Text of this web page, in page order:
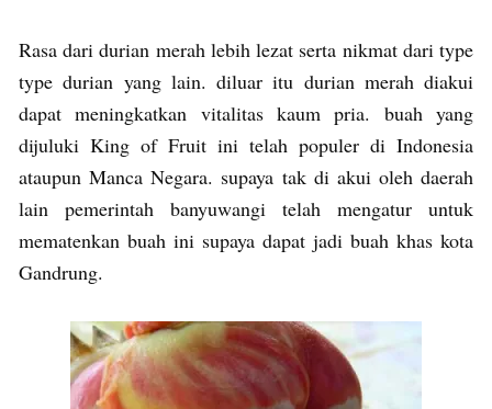
Rasa dari durian merah lebih lezat serta nikmat dari type
type durian yang lain. diluar itu durian merah diakui
dapat meningkatkan vitalitas kaum pria. buah yang
dijuluki King of Fruit ini telah populer di Indonesia
ataupun Manca Negara. supaya tak di akui oleh daerah
lain pemerintah banyuwangi telah mengatur untuk
mematenkan buah ini supaya dapat jadi buah khas kota
Gandrung.